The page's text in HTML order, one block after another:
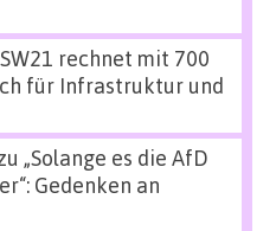
rechnet mit 700
für Infrastruktur und
„Solange es die AfD
Gedenken an